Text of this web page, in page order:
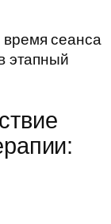
сеанса
этапный